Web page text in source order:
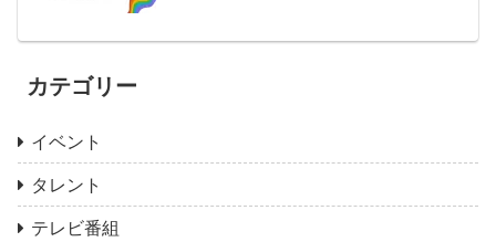
カテゴリー
イベント
タレント
テレビ番組